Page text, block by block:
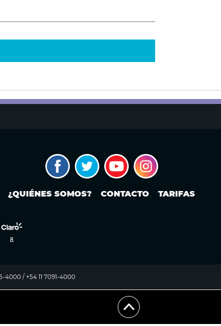
¿QUIÉNES SOMOS? CONTACTO TARIFAS
4000 / +54 11 7091-4000